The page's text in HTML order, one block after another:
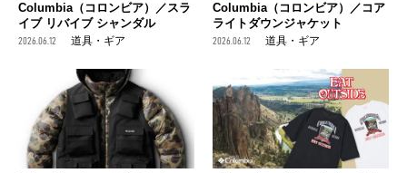
Columbia（コロンビア）／スラ
イブ リバイブ シャンダル
2026.06.12 道具・ギア
Columbia（コロンビア）／コア
ライトダウンジャケット
2026.06.12 道具・ギア